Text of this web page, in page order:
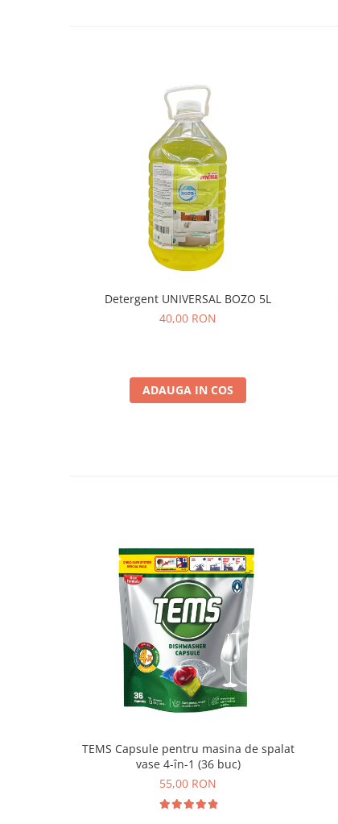
Detergent UNIVERSAL BOZO 5L
40,00 RON
ADAUGA IN COS
TEMS Capsule pentru masina de spalat
vase 4-în-1 (36 buc)
55,00 RON